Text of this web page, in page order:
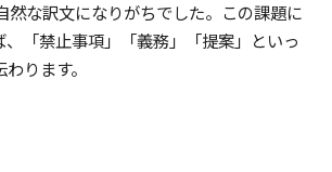
な訳文になりがちでした。この課題に
「禁止事項」「義務」「提案」といっ
ります。